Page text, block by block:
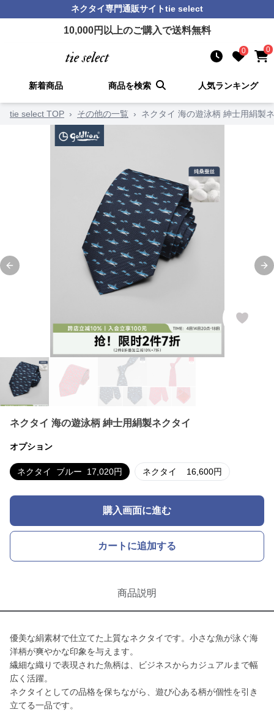
ネクタイ専門通販サイトtie select
10,000円以上のご購入で送料無料
0 0
新着商品 商品を検索 人気ランキング
tie select TOP › その他の一覧 › ネクタイ 海の遊泳柄 紳士用絹製
Previous slide
ネクタイ 海の遊泳柄 紳士用絹製ネクタイ
オプション
ネクタイ ブルー 17,020円 ネクタイ 16,600円
購入画面に進む
カートに追加する
商品説明
優美な絹素材で仕立てた上質なネクタイです。小さな魚が泳ぐ海
洋柄が爽やかな印象を与えます。
繊細な織りで表現された魚柄は、ビジネスからカジュアルまで幅
広く活躍。
ネクタイとしての品格を保ちながら、遊び心ある柄が個性を引き
立てる一品です。